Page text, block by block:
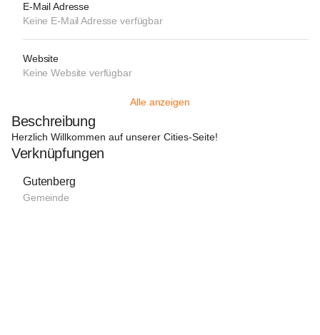
E-Mail Adresse
Keine E-Mail Adresse verfügbar
Website
Keine Website verfügbar
Alle anzeigen
Beschreibung
Herzlich Willkommen auf unserer Cities-Seite!
Verknüpfungen
Gutenberg
Gemeinde